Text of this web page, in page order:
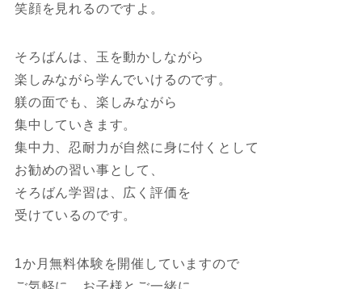
笑顔を見れるのですよ。
そろばんは、玉を動かしながら
楽しみながら学んでいけるのです。
躾の面でも、楽しみながら
集中していきます。
集中力、忍耐力が自然に身に付くとして
お勧めの習い事として、
そろばん学習は、広く評価を
受けているのです。
1か月無料体験を開催していますので
ご気軽に、お子様とご一緒に